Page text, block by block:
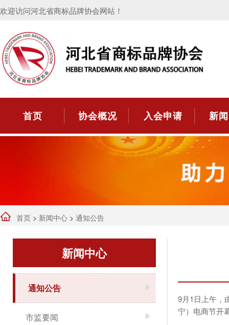
欢迎访问河北省商标品牌协会网站！
首页 协会概况 入会申请 新
首页 > 新闻中心 > 通知公告
新闻中心
通知公告
市监要闻
9月1日上午，
宁）电商节开